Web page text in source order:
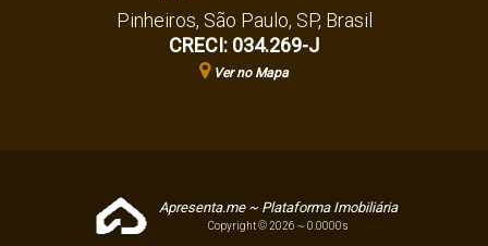
Pinheiros, São Paulo, SP, Brasil
CRECI: 034.269-J
Ver no Mapa
Apresenta.me ~ Plataforma Imobiliária
Copyright © 2026 ~ 0.0000s